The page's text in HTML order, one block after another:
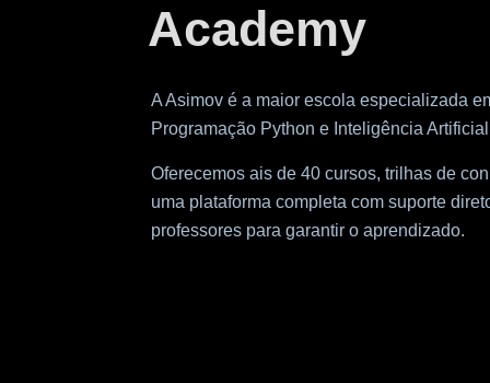
Academy
A Asimov é a maior escola especializada
Programação Python e Inteligência
Oferecemos ais de 40 cursos, trilhas de
uma plataforma completa com suporte
professores para garantir o aprendizado.